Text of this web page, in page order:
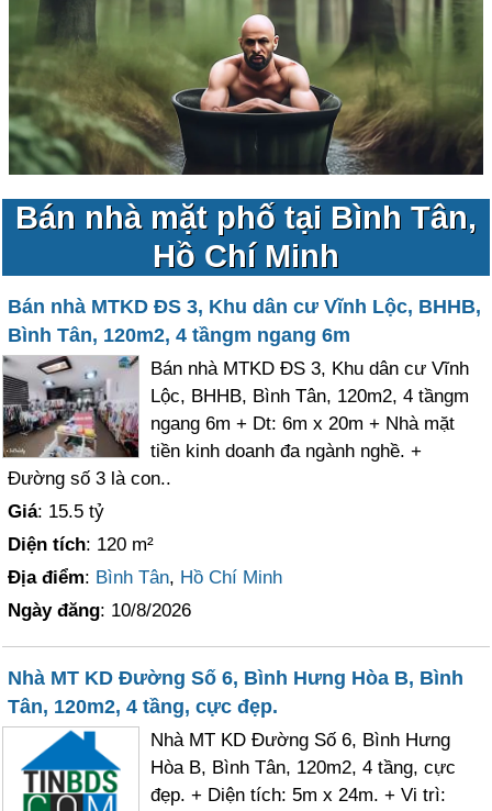
Bán nhà mặt phố tại Bình Tân,
Hồ Chí Minh
Bán nhà MTKD ĐS 3, Khu dân cư Vĩnh Lộc, BHHB,
Bình Tân, 120m2, 4 tầngm ngang 6m
Bán nhà MTKD ĐS 3, Khu dân cư Vĩnh
Lộc, BHHB, Bình Tân, 120m2, 4 tầngm
ngang 6m + Dt: 6m x 20m + Nhà mặt
tiền kinh doanh đa ngành nghề. +
Đường số 3 là con..
Giá: 15.5 tỷ
Diện tích: 120 m²
Địa điểm: Bình Tân, Hồ Chí Minh
Ngày đăng: 10/8/2026
Nhà MT KD Đường Số 6, Bình Hưng Hòa B, Bình
Tân, 120m2, 4 tầng, cực đẹp.
Nhà MT KD Đường Số 6, Bình Hưng
Hòa B, Bình Tân, 120m2, 4 tầng, cực
đẹp. + Diện tích: 5m x 24m. + Vi trì: